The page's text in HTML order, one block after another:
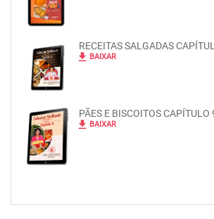
RECEITAS SALGADAS
file_download BAIXAR
PÃES E BISCOITOS CAPÍTULO
file_download BAIXAR